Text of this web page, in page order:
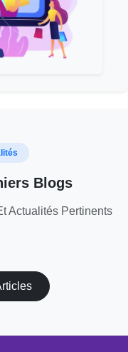
Blogs
Actualités Pertinents